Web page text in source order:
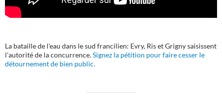
La bataille de l'eau dans le sud francilien: Evry, Ris et Grigny saisissent
l'autorité de la concurrence.Signez la pétition pour faire cesser le
détournement de bien public.